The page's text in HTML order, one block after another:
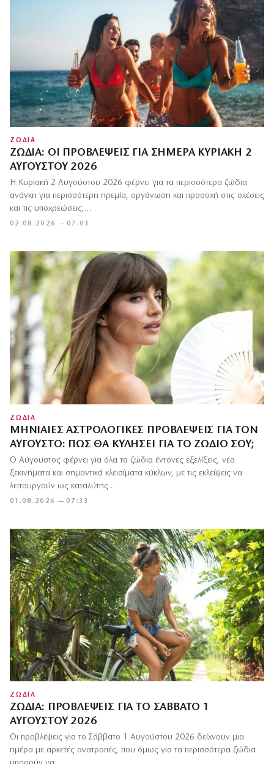
ΖΩΔΙΑ
ΖΏΔΙΑ: ΟΙ ΠΡΟΒΛΈΨΕΙΣ ΓΙΑ ΣΉΜΕΡΑ ΚΥΡΙΑΚΉ 2
ΑΥΓΟΎΣΤΟΥ 2026
02.08.2026 — 07:03
Η Κυριακή 2 Αυγούστου 2026 φέρνει για τα περισσότερα ζώδια
ανάγκη για περισσότερη ηρεμία, οργάνωση και προσοχή στις σχέσεις
και τις υποχρεώσεις,…
ΖΩΔΙΑ
ΜΗΝΙΑΊΕΣ ΑΣΤΡΟΛΟΓΙΚΈΣ ΠΡΟΒΛΈΨΕΙΣ ΓΙΑ ΤΟΝ
ΑΎΓΟΥΣΤΟ: ΠΏΣ ΘΑ ΚΥΛΉΣΕΙ ΓΙΑ ΤΟ ΖΏΔΙΌ ΣΟΥ;
01.08.2026 — 07:33
Ο Αύγουστος φέρνει για όλα τα ζώδια έντονες εξελίξεις, νέα
ξεκινήματα και σημαντικά κλεισίματα κύκλων, με τις εκλείψεις να
λειτουργούν ως καταλύτης…
ΖΩΔΙΑ
ΖΏΔΙΑ: ΠΡΟΒΛΈΨΕΙΣ ΓΙΑ ΤΟ ΣΆΒΒΑΤΟ 1
ΑΥΓΟΎΣΤΟΥ 2026
Οι προβλέψεις για το Σάββατο 1 Αυγούστου 2026 δείχνουν μια
ημέρα με αρκετές ανατροπές, που όμως για τα περισσότερα ζώδια